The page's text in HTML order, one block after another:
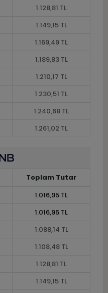
1.128,81 TL
1.149,15 TL
1.169,49 TL
1.189,83 TL
1.210,17 TL
1.230,51 TL
1.240,68 TL
1.261,02 TL
Toplam Tutar
1.016,95 TL
1.016,95 TL
1.088,14 TL
1.108,48 TL
1.128,81 TL
1.149,15 TL